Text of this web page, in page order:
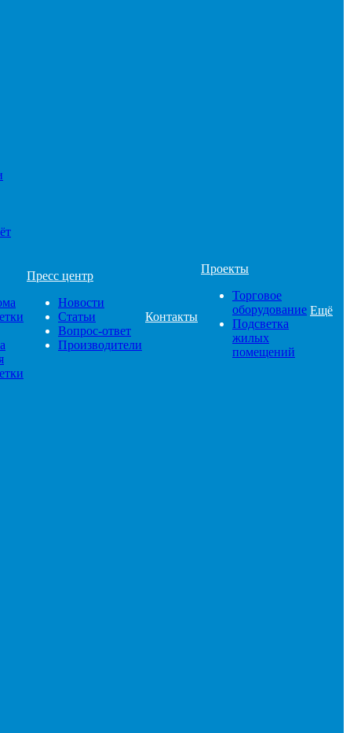
Пресс центр
Новости
Статьи
Вопрос-ответ
Производители
Контакты
Проекты
Торговое
оборудование
Подсветка
жилых
помещений
Ещё